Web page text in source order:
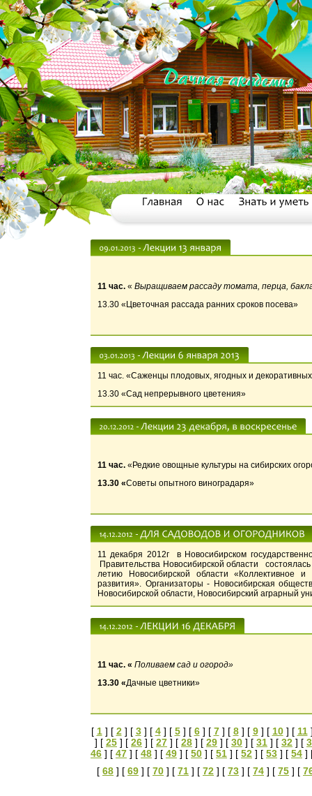
11 час. « Выращиваем рассаду томата, перца,
13.30 «Цветочная рассада ранних сроков посева»
11 час. «Саженцы плодовых, ягодных и
13.30 «Сад непрерывного цветения»
11 час. «Редкие овощные культуры на сибирских
13.30 «Советы опытного виноградаря»
11 декабря 2012г в Новосибирском
Правительства Новосибирской области
летию Новосибирской области «Коллективное
развития». Организаторы - Новосибирская
Новосибирской области, Новосибирский аграрный
11 час. « Поливаем сад и огород»
13.30 «Дачные цветники»
[ 1] [ 2] [ 3] [ 4] [ 5] [ 6] [ 7] [ 8] [ 9] [ 10] [ 11
] [ 25 ] [ 26 ] [ 27 ] [ 28 ] [ 29 ] [ 30 ] [ 31 ] [ 32 ] [
46 ] [ 47 ] [ 48 ] [ 49 ] [ 50 ] [ 51 ] [ 52 ] [ 53 ] [ 54 ]
[ 68 ] [ 69 ] [ 70 ] [ 71 ] [ 72 ] [ 73 ] [ 74 ] [ 75 ] [